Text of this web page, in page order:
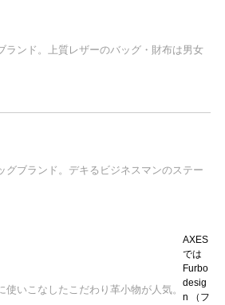
ランド。上質レザーのバッグ・財布は男女
グブランド。デキるビジネスマンのステー
いこなしたこだわり革小物が人気。
AXES
では
Furbo
desig
n （フ